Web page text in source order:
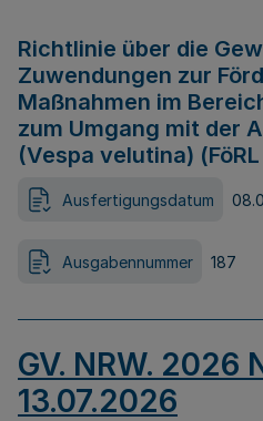
Richtlinie über die
Zuwendungen zur
Maßnahmen im
zum Umgang mit der
(Vespa velutina)
Ausfertigungsdatum
Ausgabennummer 187
GV. NRW. 2026
13.07.2026